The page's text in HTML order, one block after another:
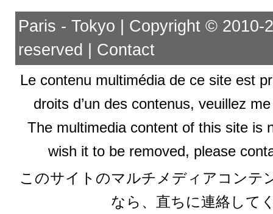
Paris - Tokyo | Copyright ©
reserved | Contact
Le contenu multimédia de ce site est
droits d’un des contenus, veuillez
The multimedia content of this site is
wish it to be removed, please
このサイトのマルチメディアコンテ
なら、直ちに連絡して